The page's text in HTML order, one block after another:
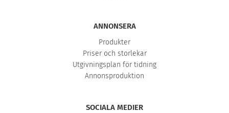
ANNONSERA
Produkter
Priser och storlekar
Utgivningsplan för tidning
Annonsproduktion
SOCIALA MEDIER